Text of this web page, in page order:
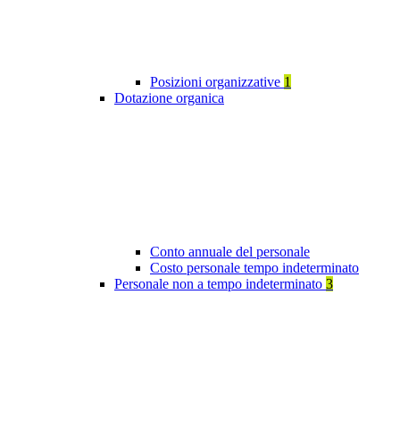
Posizioni organizzative 1
Dotazione organica
Conto annuale del personale
Costo personale tempo indeterminato
Personale non a tempo indeterminato 3